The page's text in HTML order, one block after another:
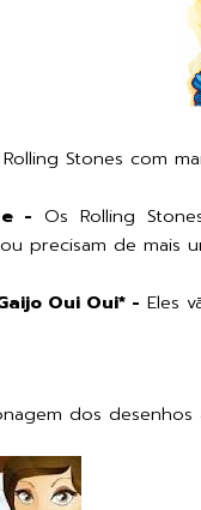
Rolling Stones com
- Os Rolling
precisam de mais
Oui Oui* - Eles
dos